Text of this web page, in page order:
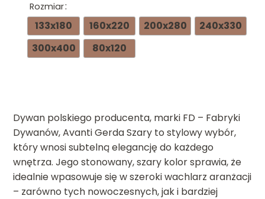
Rozmiar
133x180 160x220 200x280
240x330
300x400
80x120
Dywan polskiego producenta, marki FD – Fabryki
Dywanów, Avanti Gerda Szary to stylowy wybór,
który wnosi subtelną elegancję do każdego
wnętrza. Jego stonowany, szary kolor sprawia, że
idealnie wpasowuje się w szeroki wachlarz aranżacji
– zarówno tych nowoczesnych, jak i bardziej